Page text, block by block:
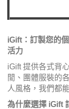
iGift ：訂製您的
活力
iGift提供各式背
閒、團體服裝的
人風格，我們都
為什麼選擇 iGift